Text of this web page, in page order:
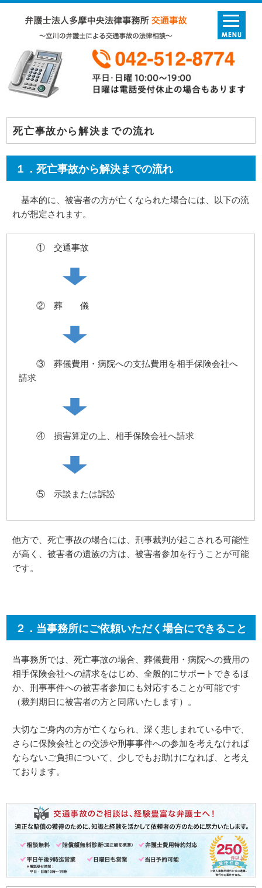
死亡事故から解決までの流れ
１．死亡事故から解決までの流れ
基本的に、被害者の方が亡くなられた場合には、以下の流
れが想定されます。
① 交通事故
② 葬 儀
③ 葬儀費用・病院への支払費用を相手保険会社へ
請求
④ 損害算定の上、相手保険会社へ請求
⑤ 示談または訴訟
他方で、死亡事故の場合には、刑事裁判が起こされる可能性
が高く、被害者の遺族の方は、被害者参加を行うことが可能
です。
２．当事務所にご依頼いただく場合にできること
当事務所では、死亡事故の場合、葬儀費用・病院への費用の
相手保険会社への請求をはじめ、全般的にサポートできるほ
か、刑事事件への被害者参加にも対応することが可能です
（裁判期日に被害者の方と同席いたします）。
大切なご身内の方が亡くなられ、深く悲しまれている中で、
さらに保険会社との交渉や刑事事件への参加を考えなければ
ならないご負担について、少しでもお助けになれば、と考え
ております。